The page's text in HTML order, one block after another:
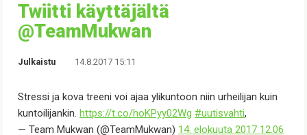
Twiitti käyttäjältä
@TeamMukwan
Julkaistu 14.8.2017 15:11
Stressi ja kova treeni voi ajaa ylikuntoon niin urheilijan kuin
kuntoilijankin. https://t.co/hoKPyy02Wg #uutisvahti,
— Team Mukwan (@TeamMukwan) 14. elokuuta 2017 12.06